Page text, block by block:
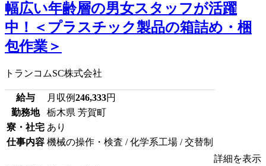
幅広い年齢層の男女スタッフが活躍
中！＜プラスチック製品の箱詰め・梱
包作業＞
トランコムSC株式会社
給与 月収例246,333円
勤務地
栃木県 芳賀町
寮・社宅 あり
仕事内容 機械の操作・検査 / 化学系工場 / 交替制
詳細を表示